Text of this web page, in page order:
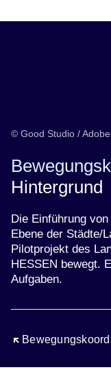
© Good Studio /
Hintergrund
Die Einführung
Ebene der Städte/
Pilotprojekt des
HESSEN bewegt.
Aufgaben.
Öffnet sich in